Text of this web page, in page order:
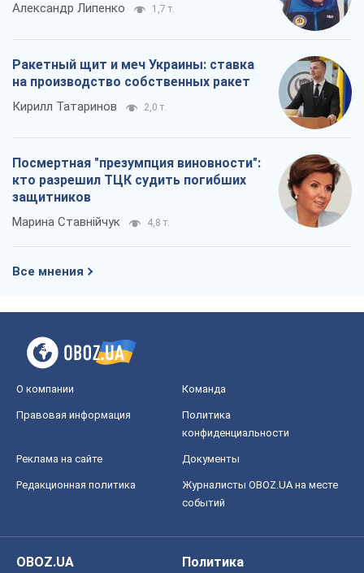
Александр Липенко 1,7 т.
Ракетный щит и меч Украины: ставка
на производство собственных ракет
Кирилл Татаринов 2,0 т.
Посмертная "презумпция виновности":
кто разрешил ТЦК судить погибших
защитников
Марина Ставнійчук 4,8 т.
Все мнения
О компании Команда
Правовая информация
Политика
конфиденциальности
Реклама на сайте Документы
Редакционная политика
Журналисты OBOZ.UA на месте
событий
OBOZ.UA
Политика